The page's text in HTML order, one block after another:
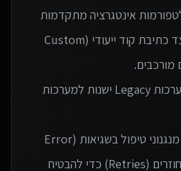
אינטגרציה מתקדמות
) לצד כתיבת קוד ייעודי (Custom
יש לנו ניסיון בחיבור מערכות Legacy ישנות למערכות
כל אינטגרציה כוללת מנגנוני טיפול בשגיאות (Error
Handling) וניסיונות חוזרים (Retries) כדי להבטיח